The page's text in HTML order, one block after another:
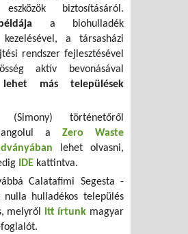
biztosításáról.
a biohulladék
a társasházi
rendszer fejlesztésével
aktív bevonásával
más települések
(Simony) történetőről
angolul a Zero Waste
lehet olvasni,
IDE kattintva.
Calatafimi Segesta -
hulladékos település
melyről itt írtunk magyar